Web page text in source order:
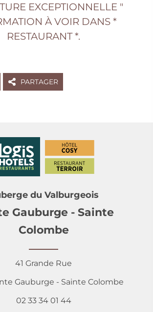
EXCEPTIONNELLE "
À VOIR DANS *
RESTAURANT *.
PARTAGER
du Valburgeois
Gauburge - Sainte
Colombe
41 Grande Rue
Gauburge - Sainte Colombe
02 33 34 01 44